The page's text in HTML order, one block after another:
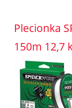
Plecionka
150m 12,7